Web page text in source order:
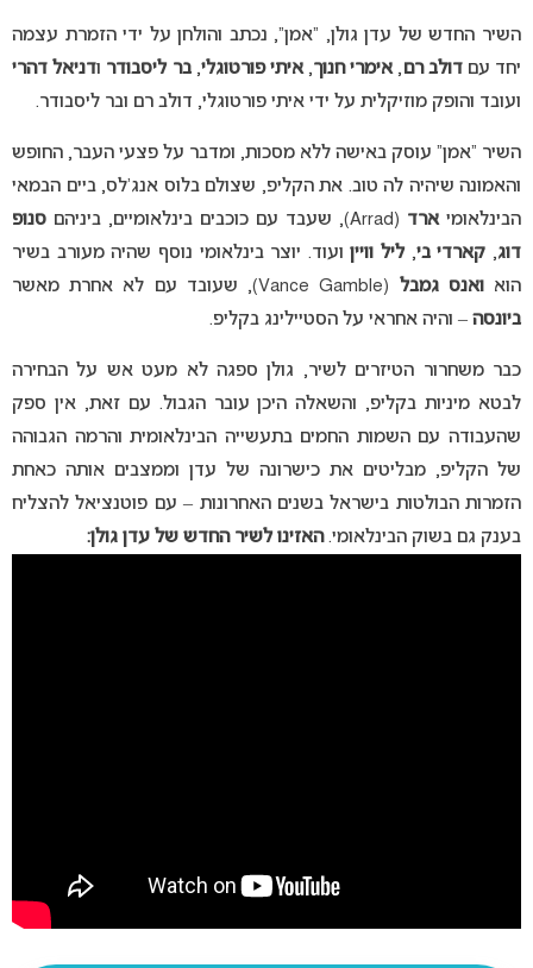
השיר החדש של עדן גולן, “אמן”, נכתב והולחן על ידי הזמרת עצמה
יחד עםדולב רם,אימרי חנוך,איתי פורטוגלי,בר ליסבודר ודניאל דהרי
ועובד והופק מוזיקלית על ידי איתי פורטוגלי, דולב רם ובר ליסבודר.
השיר “אמן” עוסק באישה ללא מסכות, ומדבר על פצעי העבר, החופש
והאמונה שיהיה לה טוב. את הקליפ, שצולם בלוס אנג’לס, ביים הבמאי
הבינלאומיארד (Arrad), שעבד עם כוכבים בינלאומיים, ביניהם
סנופ
דוג, קארדי בי,ליל ווייןועוד. יוצר בינלאומי נוסף שהיה מעורב בשיר
הואואנס גמבל (Vance Gamble), שעובד עם לא אחרת מאשר
ביונסה – והיה אחראי על הסטיילינג בקליפ.
כבר משחרור הטיזרים לשיר, גולן ספגה לא מעט אש על הבחירה
לבטא מיניות בקליפ, והשאלה היכן עובר הגבול. עם זאת, אין ספק
שהעבודה עם השמות החמים בתעשייה הבינלאומית והרמה הגבוהה
של הקליפ, מבליטים את כישרונה של עדן וממצבים אותה כאחת
הזמרות הבולטות בישראל בשנים האחרונות – עם פוטנציאל להצליח
בענק גם בשוק הבינלאומי.האזינו לשיר החדש של עדן גולן: